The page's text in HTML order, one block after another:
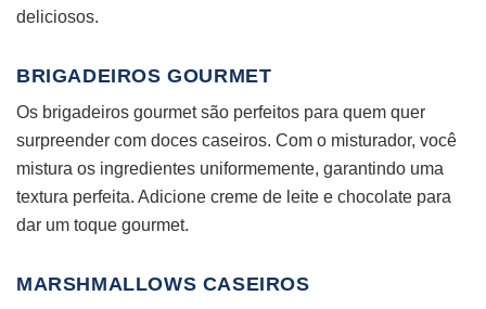
deliciosos.
BRIGADEIROS GOURMET
Os brigadeiros gourmet são perfeitos para quem quer
surpreender com doces caseiros. Com o misturador, você
mistura os ingredientes uniformemente, garantindo uma
textura perfeita. Adicione creme de leite e chocolate para
dar um toque gourmet.
MARSHMALLOWS CASEIROS